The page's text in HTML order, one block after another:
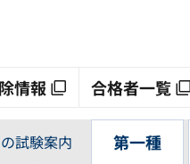
情報 合格者一覧
試験案内 第一種